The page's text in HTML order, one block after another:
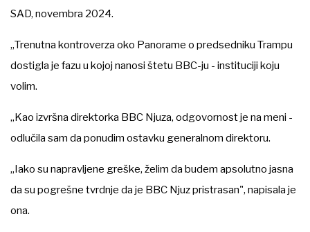
SAD, novembra 2024.
„Trenutna kontroverza oko Panorame o predsedniku Trampu
dostigla je fazu u kojoj nanosi štetu BBC-ju - instituciji koju
volim.
„Kao izvršna direktorka BBC Njuza, odgovornost je na meni -
odlučila sam da ponudim ostavku generalnom direktoru.
„Iako su napravljene greške, želim da budem apsolutno jasna
da su pogrešne tvrdnje da je BBC Njuz pristrasan", napisala je
ona.